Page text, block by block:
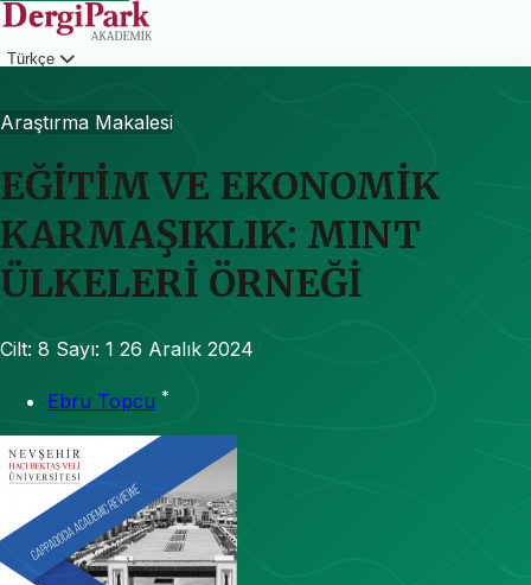
Türkçe
Araştırma Makalesi
EĞİTİM VE EKONOMİK
KARMAŞIKLIK: MINT
ÜLKELERİ ÖRNEĞİ
Cilt: 8 Sayı: 1 26 Aralık 2024
Ebru Topcu *